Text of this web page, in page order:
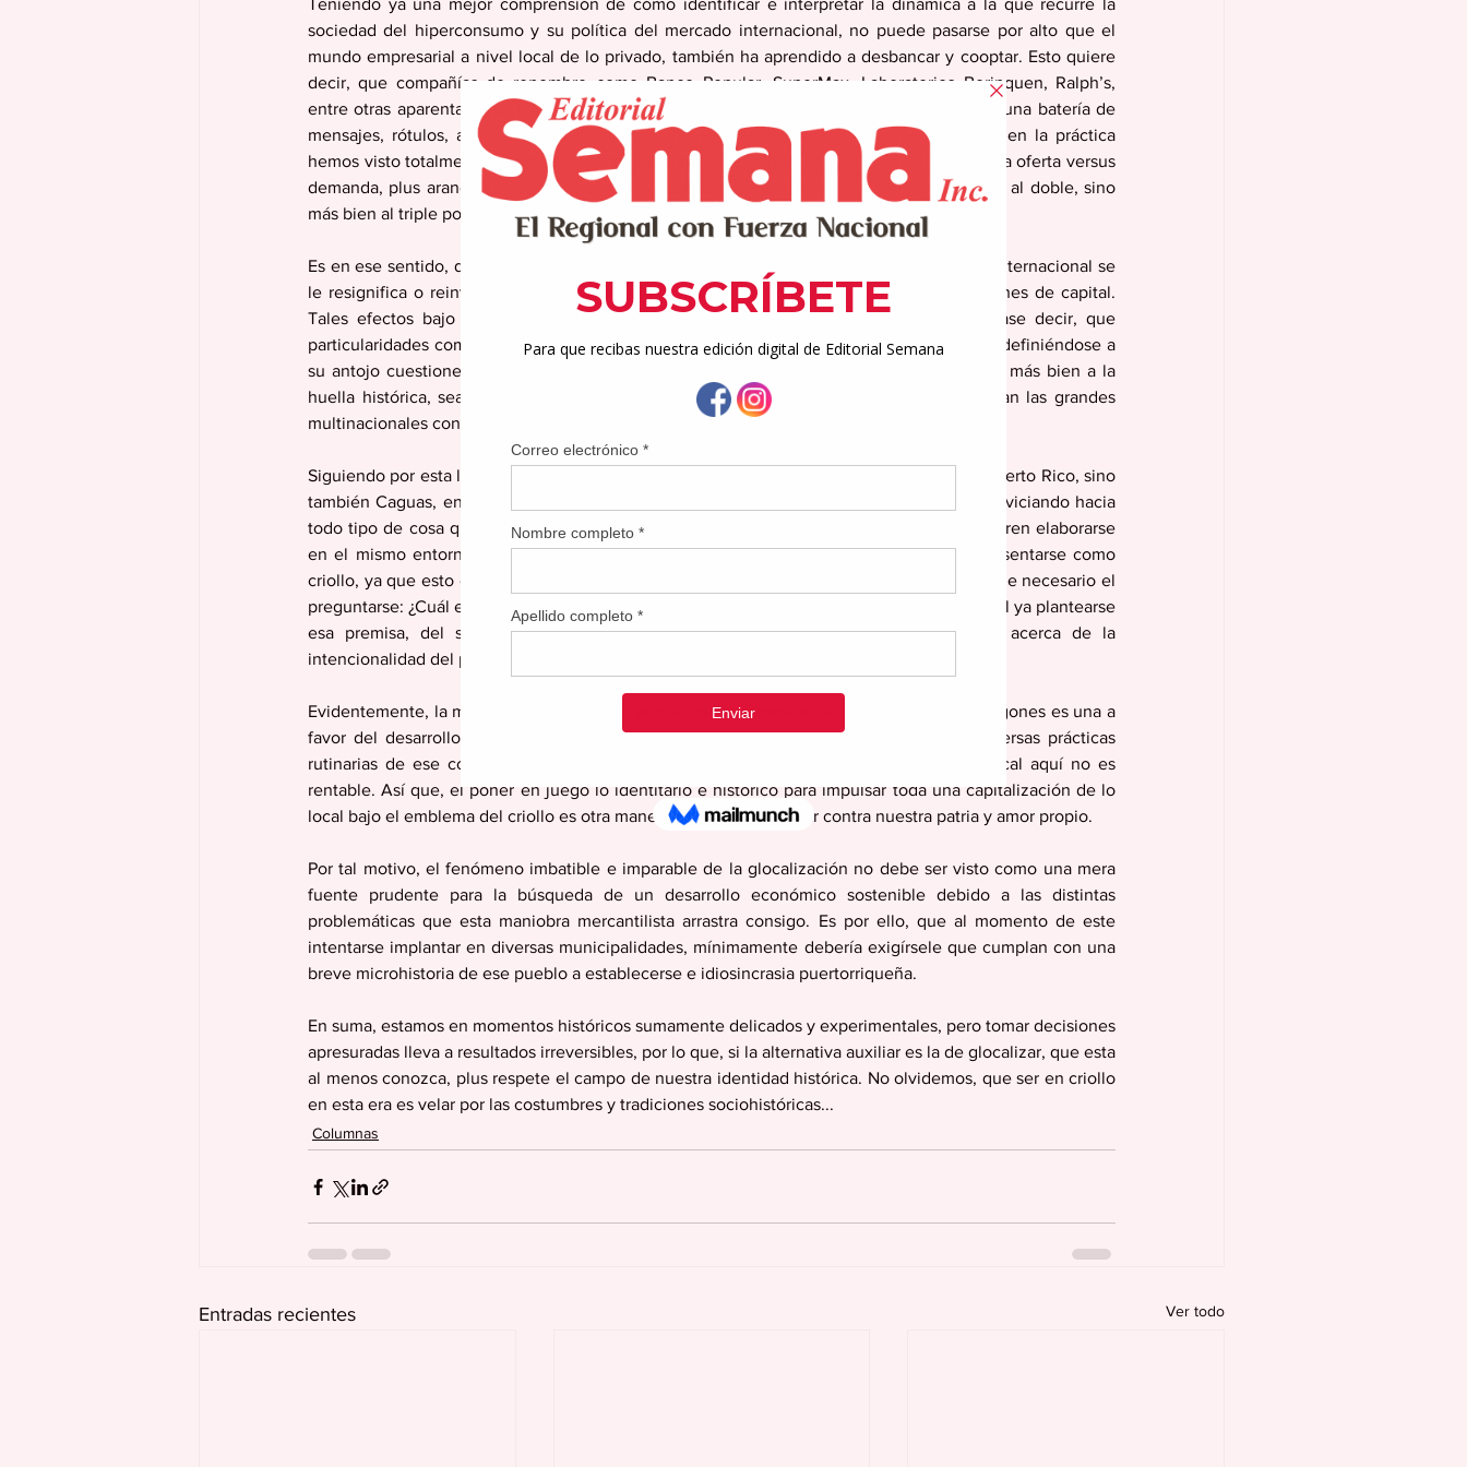
Teniendo ya una mejor comprensión de cómo identificar e interpretar la dinámica a la que recurre la
sociedad del hiperconsumo y su política del mercado internacional, no puede pasarse por alto que el
mundo empresarial a nivel local de lo privado, también ha aprendido a desbancar y cooptar. Esto quiere
decir, que compañías de renombre como Banco Popular, SuperMax, Laboratorios Borinquen, Ralph’s,
entre otras aparentan impulsar una priorización hacia lo que es nativo en teoría tras toda una batería de
mensajes, rótulos, anuncios mediáticos y colaboraciones con influencers. Sin embargo, en la práctica
hemos visto totalmente lo opuesto, dado que la mercancía local sea por lo que dictamina la oferta versus
demanda, plus aranceles y mezquinas leyes de cabotaje, nos las cobran técnicamente no al doble, sino
más bien al triple por el factor colonial.
Es en ese sentido, que en nombre de lo que esté siendo tendencia no a nivel local, sino internacional se
le resignifica o reinventa su producto en nombre de lo que genere mayores acumulaciones de capital.
Tales efectos bajo el renombre de lo criollo cobran otro significado y sentido. Quiérase decir, que
particularidades como sería la comida, música, ropa, etc. debido a la globalización van redefiniéndose a
su antojo cuestiones inexportables e innegociables. En este caso nos estamos refiriendo más bien a la
huella histórica, sea de ese pueblo y hasta país bajo la apropiación cultural que empujan las grandes
multinacionales con fines de preservarse en control económico.
Siguiendo por esta línea de pensamiento, en la peculiar situación que confronta no solo Puerto Rico, sino
también Caguas, encontramos que el término criollo se ha ido distorsionando e inclusive viciando hacia
todo tipo de cosa que se confeccione en el pueblo. A pesar de que ciertos productos logren elaborarse
en el mismo entorno, no significa que de por sí sea algo que pudiera exaltarse o representarse como
criollo, ya que esto carece de un trasfondo social e histórico. Es decir, que se hace más que necesario el
preguntarse: ¿Cuál es la verdadera intención de significar a ese objeto/cosa como criollo? Al ya plantearse
esa premisa, del saque nos sacude por el simple hecho de hacernos comprender acerca de la
intencionalidad del producto a mercadear.
Evidentemente, la mejor manera de cómo evaluar si la pretensión de los mercaderes barrigones es una a
favor del desarrollo de un capital sociocultural resultan ser el mantener acorde las diversas prácticas
rutinarias de ese contexto, por lo que atentar y/o entremezclar lo extranjero con lo local aquí no es
rentable. Así que, el poner en juego lo identitario e histórico para impulsar toda una capitalización de lo
local bajo el emblema del criollo es otra manera violenta de atentar contra nuestra patria y amor propio.
Por tal motivo, el fenómeno imbatible e imparable de la glocalización no debe ser visto como una mera
fuente prudente para la búsqueda de un desarrollo económico sostenible debido a las distintas
problemáticas que esta maniobra mercantilista arrastra consigo. Es por ello, que al momento de este
intentarse implantar en diversas municipalidades, mínimamente debería exigírsele que cumplan con una
breve microhistoria de ese pueblo a establecerse e idiosincrasia puertorriqueña.
En suma, estamos en momentos históricos sumamente delicados y experimentales, pero tomar decisiones
apresuradas lleva a resultados irreversibles, por lo que, si la alternativa auxiliar es la de glocalizar, que esta
al menos conozca, plus respete el campo de nuestra identidad histórica. No olvidemos, que ser en criollo
en esta era es velar por las costumbres y tradiciones sociohistóricas...
Columnas
Entradas recientes Ver todo